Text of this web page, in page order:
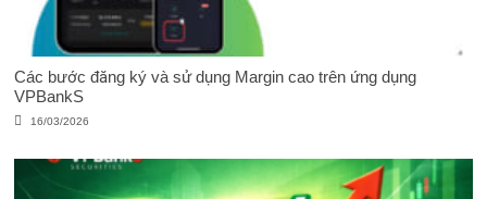
Các bước đăng ký và sử dụng Margin cao trên ứng dụng
VPBankS
16/03/2026